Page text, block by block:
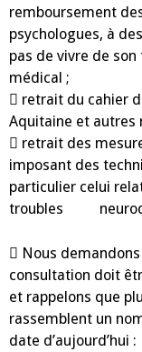
remboursement
psychologues, à
pas de vivre de
médical ;
 retrait du cahier
Aquitaine et autres
 retrait des
imposant des
particulier celui
troubles
 Nous
consultation doit
et rappelons que
rassemblent un
date d’aujourd’hui :